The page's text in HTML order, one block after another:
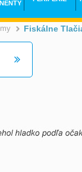
Fiskálne